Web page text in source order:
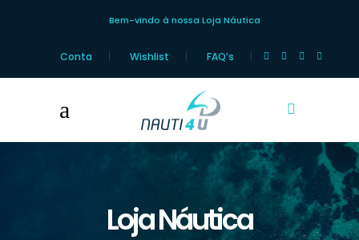
Bem-vindo à nossa Loja Náutica
Conta Wishlist FAQ’s
Loja Náutica